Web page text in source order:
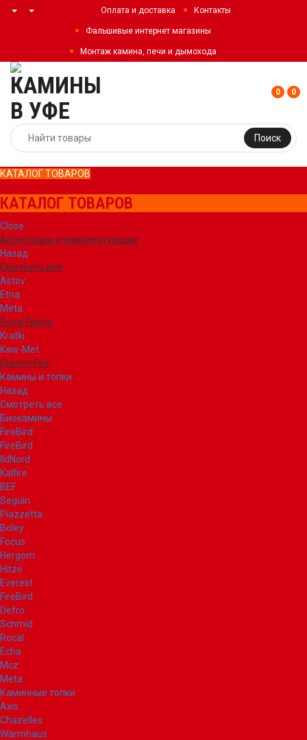
Оплата и доставка Контакты
Фальшивые интернет магазины
Монтаж камина, печи и дымохода
Поиск
0 0
КАТАЛОГ ТОВАРОВ
КАТАЛОГ ТОВАРОВ
Close
Аксессуары и комплектующие
Назад
Смотреть все
Astov
Etna
Meta
Royal Flame
Kratki
Kaw-Met
Glamm Fire
Камины и топки
Назад
Смотреть все
Биокамины
FireBird
FireBird
IldNord
Kalfire
BEF
Seguin
Piazzetta
Boley
Focus
Hergom
Hitze
Everest
FireBird
Defro
Schmid
Rocal
Echa
Mcz
Meta
Каминные топки
Axis
Chazelles
Warmhaus